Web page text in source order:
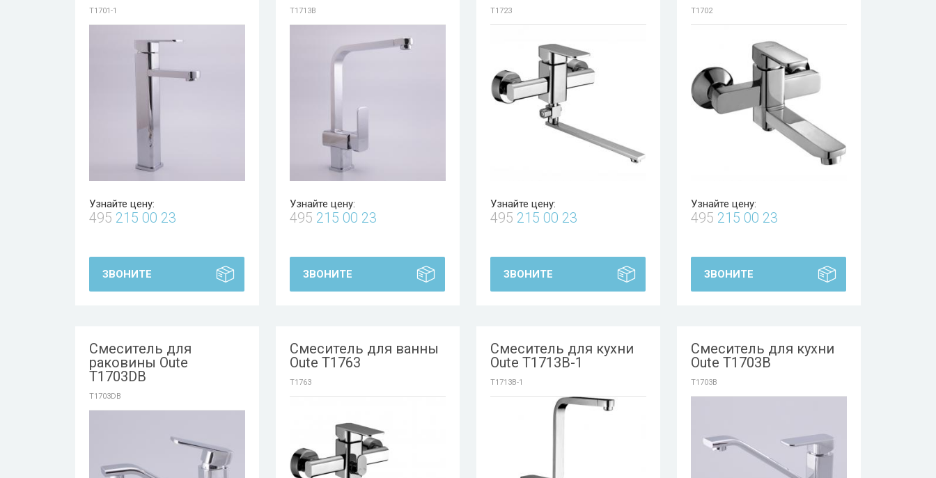
T1701-1
Узнайте цену:
495 215 00 23
ЗВОНИТЕ
T1713B
Узнайте цену:
495 215 00 23
ЗВОНИТЕ
T1723
Узнайте цену:
495 215 00 23
ЗВОНИТЕ
T1702
Узнайте цену:
495 215 00 23
ЗВОНИТЕ
Смеситель для
раковины Oute
T1703DB
T1703DB
Смеситель для ванны
Oute T1763
T1763
Смеситель для кухни
Oute T1713B-1
T1713B-1
Смеситель для кухни
Oute T1703B
T1703B